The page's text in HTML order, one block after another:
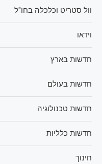
וול סטריט וכלכלה בחו"ל
וידאו
חדשות בארץ
חדשות בעולם
חדשות טכנולוגיה
חדשות כלליות
חינוך